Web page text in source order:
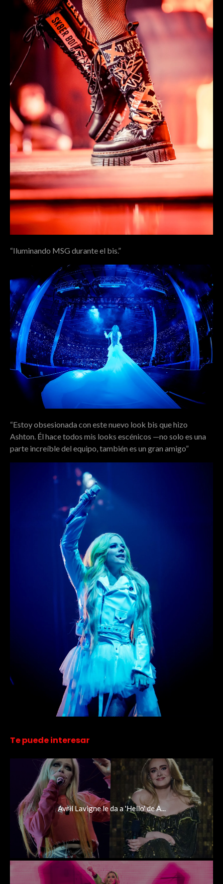
“Iluminando MSG durante el bis.”
“Estoy obsesionada con este nuevo look bis que hizo
Ashton. Él hace todos mis looks escénicos —no solo es una
parte increíble del equipo, también es un gran amigo”
Te puede interesar
Avril Lavigne le da a 'Hello' de A...